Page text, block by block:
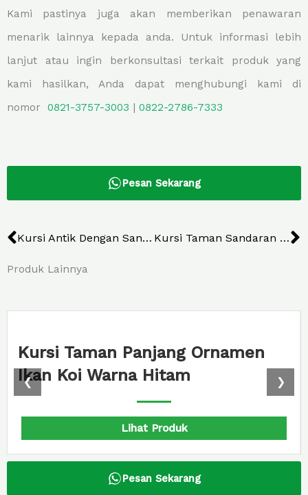
Kami pastinya juga akan memberikan penawaran
menarik lainnya kepada anda. Untuk informasi lebih
lanjut atau ingin berkonsultasi terkait produk yang
kami hasilkan, Anda dapat menghubungi kami di
nomor 0821-3757-3003 0822-2786-7333
Pesan Sekarang
Prev Kursi Antik Dengan Sandaran Gresik Kursi Taman Sandaran Dengan Wadah Pot
Produk Lainnya
❮ ❯
Kursi Taman Panjang Ornamen
Ikan Koi Warna Hitam
Lihat Produk
Pesan Sekarang